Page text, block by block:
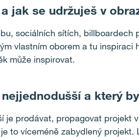
jak se udržuješ v
sociálních sítích,
vlastním oborem a tu
může inspirovat.
a který
je prodávat, propagovat projekt
to víceméně zabydlený